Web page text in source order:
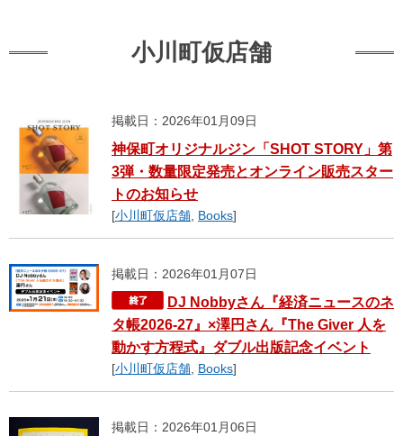
小川町仮店舗
掲載日：2026年01月09日
神保町オリジナルジン「SHOT STORY」第
3弾・数量限定発売とオンライン販売スター
トのお知らせ
[小川町仮店舗, Books]
掲載日：2026年01月07日
DJ Nobbyさん『経済ニュースのネ
タ帳2026-27』×澤円さん『The Giver 人を
動かす方程式』ダブル出版記念イベント
[小川町仮店舗, Books]
掲載日：2026年01月06日